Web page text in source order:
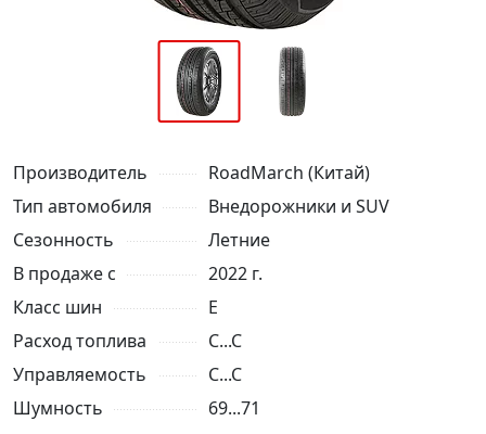
Производитель
RoadMarch (Китай)
Тип автомобиля
Внедорожники и SUV
Сезонность
Летние
В продаже с
2022 г.
Класс шин
E
Расход топлива
C...C
Управляемость
C...C
Шумность
69...71